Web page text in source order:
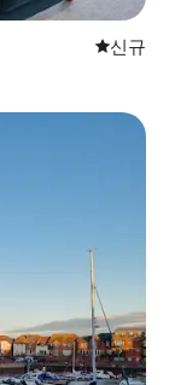
신규 숙소
신규